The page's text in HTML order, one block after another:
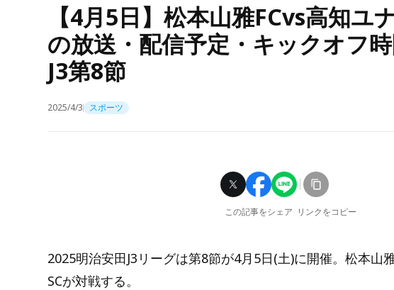
【4月5日】松本山雅FCvs高知ユ
の放送・配信予定・キックオフ
J3第8節
2025/4/3 スポーツ
この記事をシェア リンクをコピー
2025明治安田J3リーグは第8節が4月5日(土)に開催。松本山
SCが対戦する。